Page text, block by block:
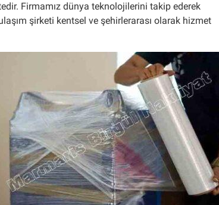
Firmamız dünya teknolojilerini takip ederek
şirketi kentsel ve şehirlerarası olarak hizmet